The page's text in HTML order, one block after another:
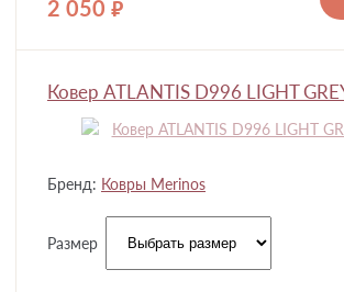
2 050 руб.
Ковер ATLANTIS D996 LIGHT
Бренд: Ковры Merinos
Размер